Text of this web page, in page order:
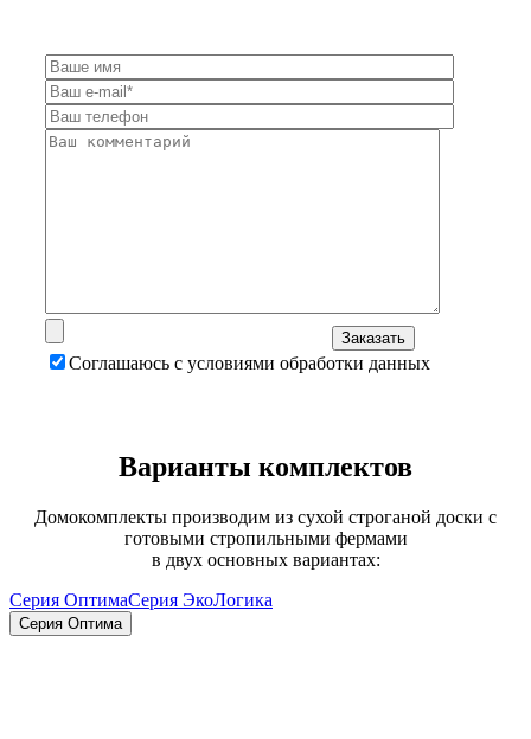
Соглашаюсь с условиями обработки данных
Варианты комплектов
Домокомплекты производим из сухой строганой доски с
готовыми стропильными фермами
в двух основных вариантах:
Серия ОптимаСерия ЭкоЛогика
Серия Оптима